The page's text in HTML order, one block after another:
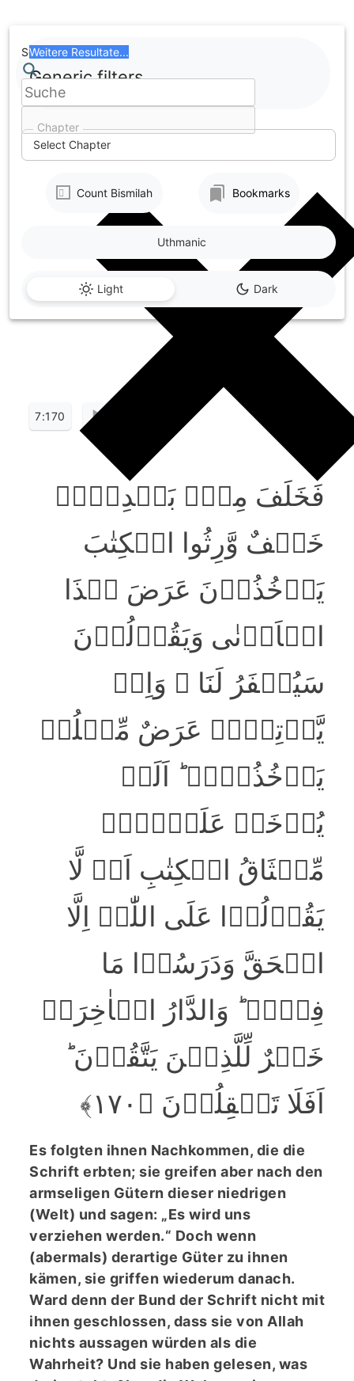
to
content
Chapter
Select Chapter
Search
Weitere Resultate...
Generic filters
Count Bismilah Bookmarks
Light Dark
Uthmanic
7:170
فَخَلَفَ مِنۡۢ بَعۡدِہِمۡ
خَلۡفٌ وَّرِثُوا الۡکِتٰبَ
یَاۡخُذُوۡنَ عَرَضَ ہٰذَا
الۡاَدۡنٰی وَیَقُوۡلُوۡنَ
سَیُغۡفَرُ لَنَا ۚ وَاِنۡ
یَّاۡتِہِمۡ عَرَضٌ مِّثۡلُہٗ
یَاۡخُذُوۡہُ ؕ اَلَمۡ
یُؤۡخَذۡ عَلَیۡہِمۡ
مِّیۡثَاقُ الۡکِتٰبِ اَنۡ لَّا
یَقُوۡلُوۡا عَلَی اللّٰہِ اِلَّا
الۡحَقَّ وَدَرَسُوۡا مَا
فِیۡہِ ؕ وَالدَّارُ الۡاٰخِرَۃُ
خَیۡرٌ لِّلَّذِیۡنَ یَتَّقُوۡنَ ؕ
اَفَلَا تَعۡقِلُوۡنَ ﴿۱۷۰﴾
Es folgten ihnen Nachkommen, die die
Schrift erbten; sie greifen aber nach den
armseligen Gütern dieser niedrigen
(Welt) und sagen: „Es wird uns
verziehen werden.“ Doch wenn
(abermals) derartige Güter zu ihnen
kämen, sie griffen wiederum danach.
Ward denn der Bund der Schrift nicht mit
ihnen geschlossen, dass sie von Allah
nichts aussagen würden als die
Wahrheit? Und sie haben gelesen, was